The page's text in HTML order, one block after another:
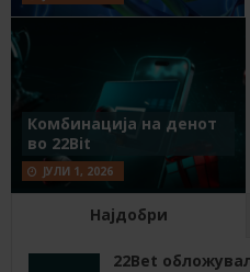
Комбинација на денот
во 22Bit
ЈУЛИ 1, 2026
Најдобри
22Bet